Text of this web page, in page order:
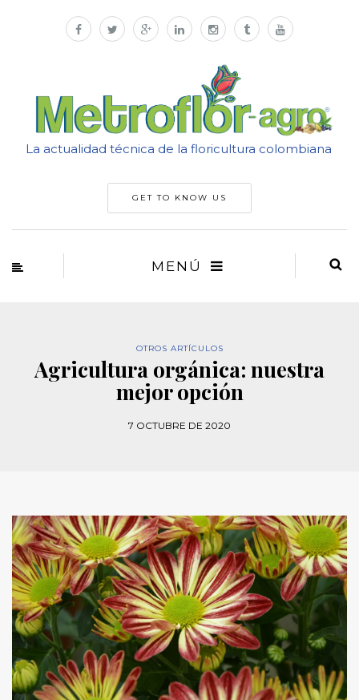
La actualidad técnica de la floricultura colombiana
GET TO KNOW US
MENÚ
OTROS ARTÍCULOS
Agricultura orgánica: nuestra
mejor opción
7 OCTUBRE DE 2020